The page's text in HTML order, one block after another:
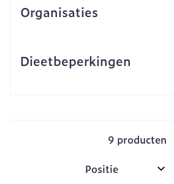
Organisaties
Dieetbeperkingen
9 producten
Sorteer op: